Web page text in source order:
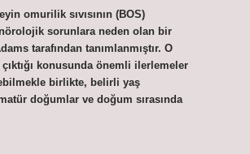
omurilik sıvısının (BOS)
sorunlara neden olan bir
tarafından tanımlanmıştır. O
konusunda önemli ilerlemeler
birlikte, belirli yaş
doğumlar ve doğum sırasında